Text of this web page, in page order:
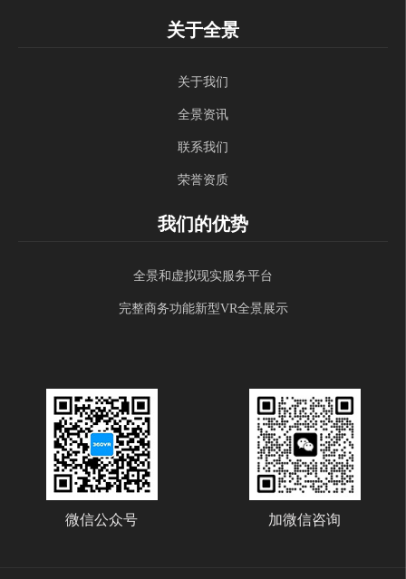
关于全景
关于我们
全景资讯
联系我们
荣誉资质
我们的优势
全景和虚拟现实服务平台
完整商务功能新型VR全景展示
微信公众号 加微信咨询